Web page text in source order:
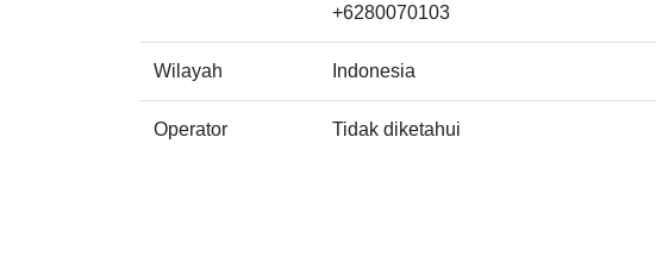
+6280070103
Wilayah Indonesia
Operator Tidak diketahui